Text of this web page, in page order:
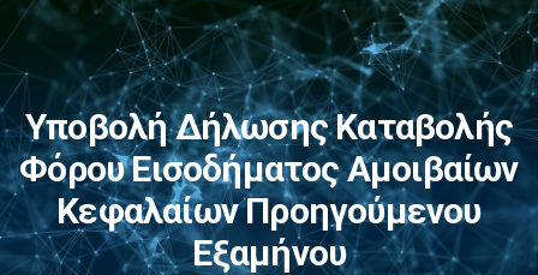
Υποβολή Δήλωσης Καταβολής
Φόρου Εισοδήματος Αμοιβαίων
Κεφαλαίων Προηγούμενου
Εξαμήνου